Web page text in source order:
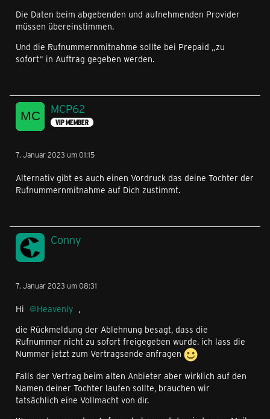
Die Daten beim abgebenden und aufnehmenden Provider
müssen übereinstimmen.
Und die Rufnummernmitnahme sollte bei Prepaid „zu
sofort“ in Auftrag gegeben werden.
MCP62
VIP MEMBER
7. Januar 2023 um 01:15
Alternativ gibt es auch einen Vordruck das deine Tochter der
Rufnummernmitnahme auf Dich zustimmt.
Conny
7. Januar 2023 um 08:31
Hi Heavenly ,
die Rückmeldung der Ablehnung besagt, dass die
Rufnummer nicht zu sofort freigegeben wurde. ich lass die
Nummer jetzt zum Vertragsende anfragen
Falls der Vertrag beim alten Anbieter aber wirklich auf den
Namen deiner Tochter laufen sollte, brauchen wir
tatsächlich eine Vollmacht von dir.